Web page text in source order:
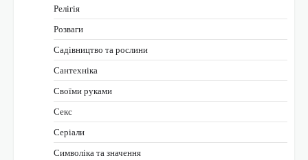
Релігія
Розваги
Садівництво та рослини
Сантехніка
Своїми руками
Секс
Серіали
Символіка та значення